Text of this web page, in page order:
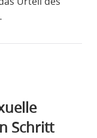
Schritt